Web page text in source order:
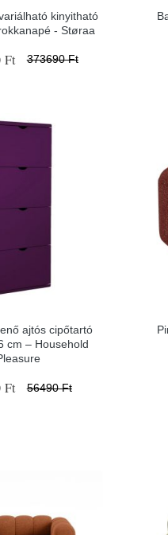
kinyitható
- Støraa
Ft 373690 Ft
ajtós cipőtartó
cm – Household
Ft 56490 Ft